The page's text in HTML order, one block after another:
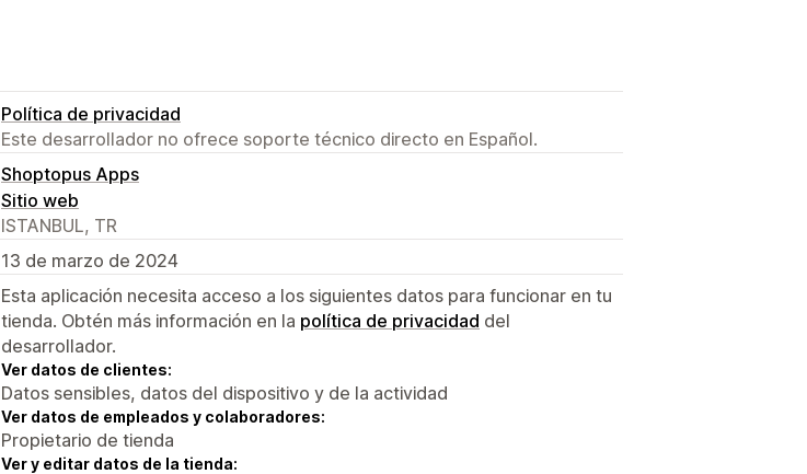
Política de privacidad
Este desarrollador no ofrece soporte técnico directo en Español.
Shoptopus Apps
Sitio web
ISTANBUL, TR
13 de marzo de 2024
Esta aplicación necesita acceso a los siguientes datos para funcionar en tu
tienda. Obtén más información en la política de privacidad del
desarrollador.
Ver datos de clientes:
Datos sensibles, datos del dispositivo y de la actividad
Ver datos de empleados y colaboradores:
Propietario de tienda
Ver y editar datos de la tienda: